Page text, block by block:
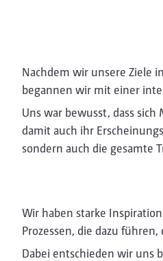
Nachdem wir unsere Ziele
begannen wir mit einer
Uns war bewusst, dass
damit auch ihr
sondern auch die gesamte
Wir haben starke
Prozessen, die dazu
Dabei entschieden wir uns